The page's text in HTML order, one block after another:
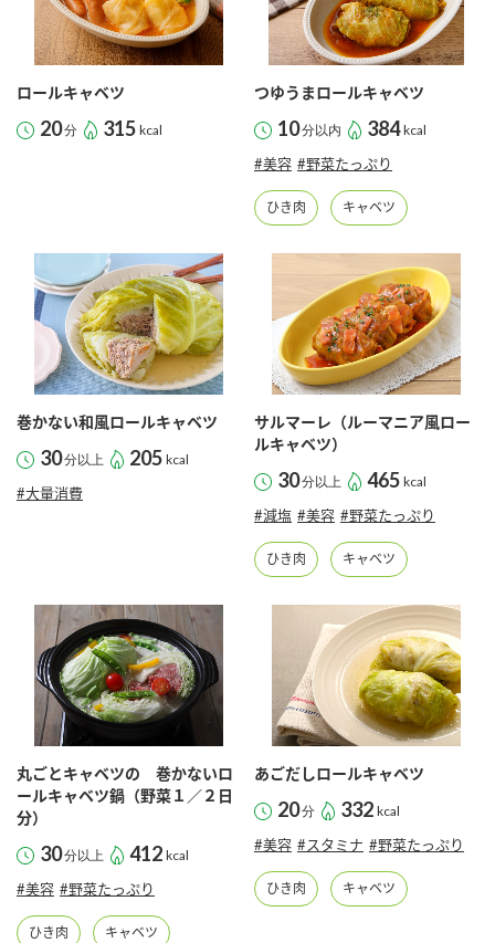
業務用サイト ミツカングループについて 製造所固有記号一覧
ロールキャベツ
20分 315 kcal
つゆうまロールキャベツ
10分以内 384 kcal
#美容 #野菜たっぷり
ひき肉 キャベツ
巻かない和風ロールキャベツ
30分以上 205 kcal
#大量消費
サルマーレ（ルーマニア風ロー
ルキャベツ）
30分以上 465 kcal
#減塩 #美容 #野菜たっぷり
ひき肉 キャベツ
丸ごとキャベツの 巻かないロ
ールキャベツ鍋（野菜１／２日
分）
30分以上 412 kcal
#美容 #野菜たっぷり
ひき肉 キャベツ
あごだしロールキャベツ
20分 332 kcal
#美容 #スタミナ #野菜たっぷり
ひき肉 キャベツ